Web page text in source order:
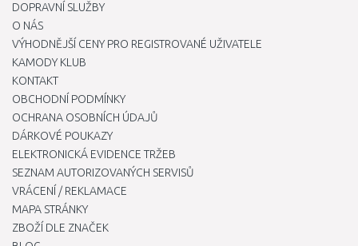
DOPRAVNÍ SLUŽBY
O NÁS
VÝHODNĚJŠÍ CENY PRO REGISTROVANÉ UŽIVATELE
KAMODY KLUB
KONTAKT
OBCHODNÍ PODMÍNKY
OCHRANA OSOBNÍCH ÚDAJŮ
DÁRKOVÉ POUKAZY
ELEKTRONICKÁ EVIDENCE TRŽEB
SEZNAM AUTORIZOVANÝCH SERVISŮ
VRÁCENÍ / REKLAMACE
MAPA STRÁNKY
ZBOŽÍ DLE ZNAČEK